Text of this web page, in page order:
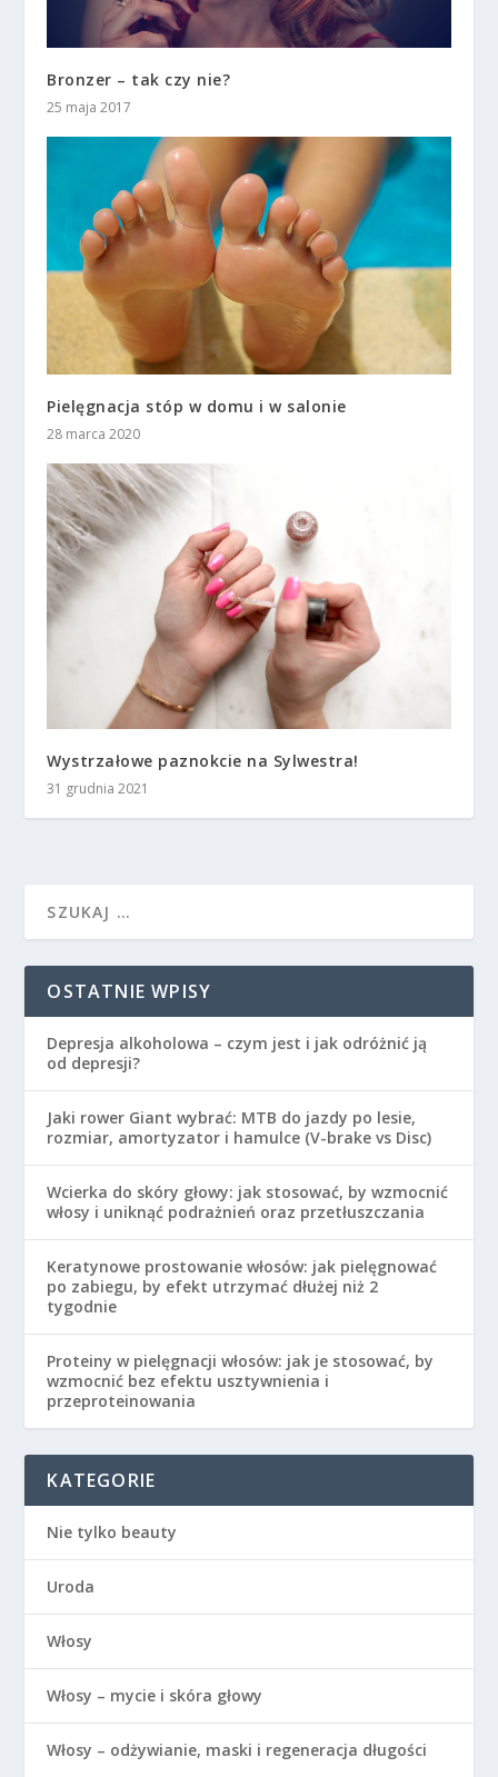
Bronzer – tak czy nie?
25 maja 2017
Pielęgnacja stóp w domu i w salonie
28 marca 2020
Wystrzałowe paznokcie na Sylwestra!
31 grudnia 2021
OSTATNIE WPISY
Depresja alkoholowa – czym jest i jak odróżnić ją
od depresji?
Jaki rower Giant wybrać: MTB do jazdy po lesie,
rozmiar, amortyzator i hamulce (V-brake vs Disc)
Wcierka do skóry głowy: jak stosować, by wzmocnić
włosy i uniknąć podrażnień oraz przetłuszczania
Keratynowe prostowanie włosów: jak pielęgnować
po zabiegu, by efekt utrzymać dłużej niż 2
tygodnie
Proteiny w pielęgnacji włosów: jak je stosować, by
wzmocnić bez efektu usztywnienia i
przeproteinowania
KATEGORIE
Nie tylko beauty
Uroda
Włosy
Włosy – mycie i skóra głowy
Włosy – odżywianie, maski i regeneracja długości